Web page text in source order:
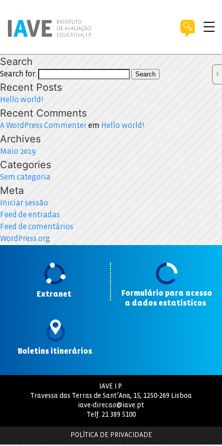
Search
Search for: Search
Recent Posts
Hello world!
Recent Comments
A WordPress Commenterem Hello world!
Archives
Maio 2019
Categories
Sem categoria
Meta
Iniciar sessão
Feed de entradas
Feed de comentários
WordPress.org
Extranet.
Formulário para acesso
a dados estatísticos
Boletins itinerários.
IAVE I.P.
Travessa das Terras de Sant’Ana, 15, 1250-269 Lisboa
iave-direcao@iave.pt
Telf. 21 389 5100
POLÍTICA DE PRIVACIDADE